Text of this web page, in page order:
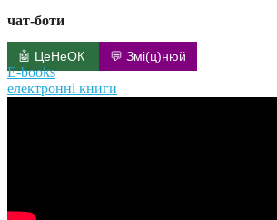
чат-боти
🤖 ЦеНеОК 💬 Змі(ц)нюй
E-books
електронні книги